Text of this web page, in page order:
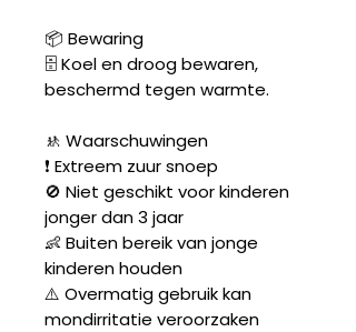
📦 Bewaring
🗄️ Koel en droog bewaren,
beschermd tegen warmte.
🚸 Waarschuwingen
❗ Extreem zuur snoep
🚫 Niet geschikt voor kinderen
jonger dan 3 jaar
👶 Buiten bereik van jonge
kinderen houden
⚠️ Overmatig gebruik kan
mondirritatie veroorzaken